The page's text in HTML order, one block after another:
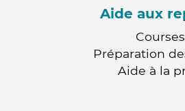
Aide aux
Courses
Préparation
Aide à la